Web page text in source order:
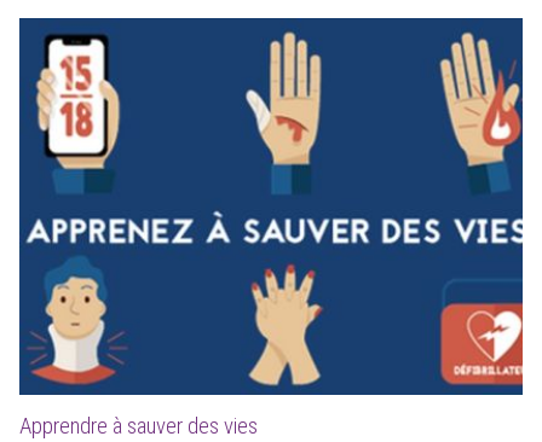
Apprendre à sauver des vies